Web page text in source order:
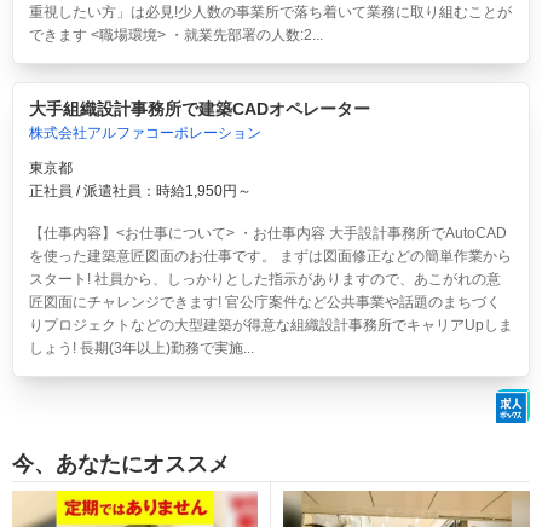
重視したい方」は必見!少人数の事業所で落ち着いて業務に取り組むことが
できます <職場環境> ・就業先部署の人数:2...
大手組織設計事務所で建築CADオペレーター
株式会社アルファコーポレーション
東京都
正社員 / 派遣社員：時給1,950円～
【仕事内容】<お仕事について> ・お仕事内容 大手設計事務所でAutoCAD
を使った建築意匠図面のお仕事です。 まずは図面修正などの簡単作業から
スタート! 社員から、しっかりとした指示がありますので、あこがれの意
匠図面にチャレンジできます! 官公庁案件など公共事業や話題のまちづく
りプロジェクトなどの大型建築が得意な組織設計事務所でキャリアUpしま
しょう! 長期(3年以上)勤務で実施...
今、あなたにオススメ